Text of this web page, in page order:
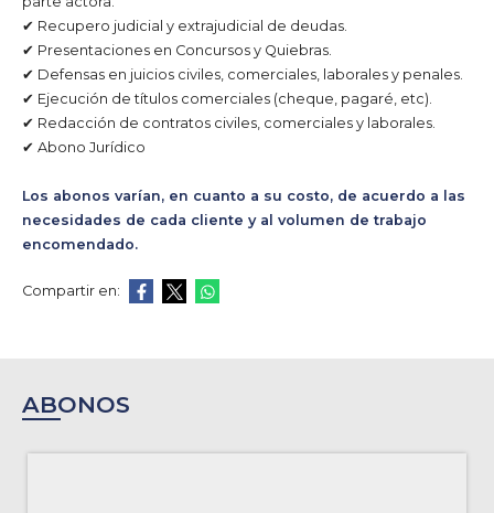
✔ Recupero judicial y extrajudicial de deudas.
✔ Presentaciones en Concursos y Quiebras.
✔ Defensas en juicios civiles, comerciales, laborales y penales.
✔ Ejecución de títulos comerciales (cheque, pagaré, etc).
✔ Redacción de contratos civiles, comerciales y laborales.
✔ Abono Jurídico
Los abonos varían, en cuanto a su costo, de acuerdo a las
necesidades de cada cliente y al volumen de trabajo
encomendado.
Compartir en:
ABONOS